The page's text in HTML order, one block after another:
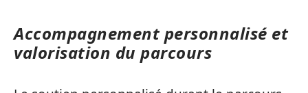
Accompagnement personnalisé et
valorisation du parcours